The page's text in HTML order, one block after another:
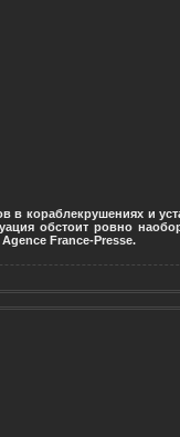
в кораблекрушениях и
обстоит ровно
France-Presse.